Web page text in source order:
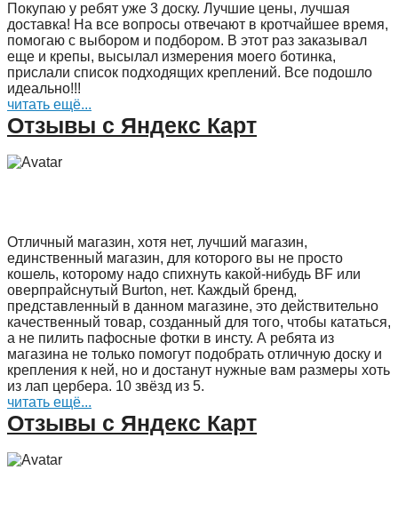
Покупаю у ребят уже 3 доску. Лучшие цены, лучшая
доставка! На все вопросы отвечают в кротчайшее время,
помогаю с выбором и подбором. В этот раз заказывал
еще и крепы, высылал измерения моего ботинка,
прислали список подходящих креплений. Все подошло
идеально!!!
читать ещё...
Отзывы с Яндекс Карт
Отличный магазин, хотя нет, лучший магазин,
единственный магазин, для которого вы не просто
кошель, которому надо спихнуть какой-нибудь BF или
оверпрайснутый Burton, нет. Каждый бренд,
представленный в данном магазине, это действительно
качественный товар, созданный для того, чтобы кататься,
а не пилить пафосные фотки в инсту. А ребята из
магазина не только помогут подобрать отличную доску и
крепления к ней, но и достанут нужные вам размеры хоть
из лап цербера. 10 звёзд из 5.
читать ещё...
Отзывы с Яндекс Карт